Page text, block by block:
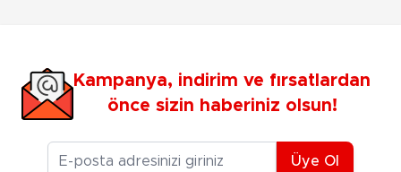
Kampanya, indirim ve fırsatlardan
önce sizin haberiniz olsun!
E-posta Adresiniz
Üye Ol